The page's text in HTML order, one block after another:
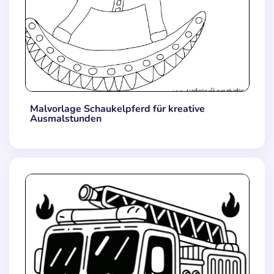
Malvorlage Schaukelpferd für kreative
Ausmalstunden